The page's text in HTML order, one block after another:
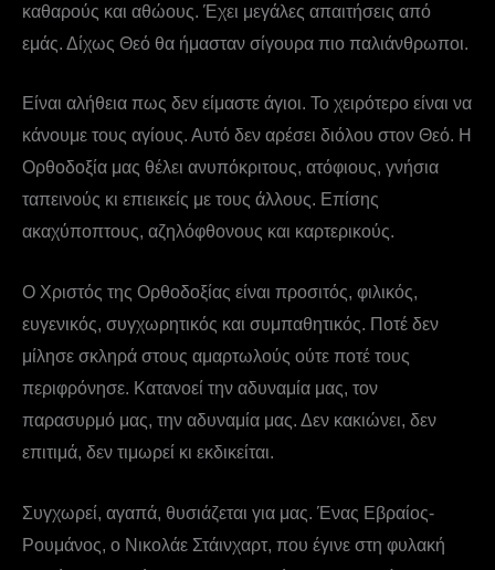
καθαρούς και αθώους. Έχει μεγάλες απαιτήσεις από
εμάς. Δίχως Θεό θα ήμασταν σίγουρα πιο παλιάνθρωποι.
Είναι αλήθεια πως δεν είμαστε άγιοι. Το χειρότερο είναι να
κάνουμε τους αγίους. Αυτό δεν αρέσει διόλου στον Θεό. Η
Ορθοδοξία μας θέλει ανυπόκριτους, ατόφιους, γνήσια
ταπεινούς κι επιεικείς με τους άλλους. Επίσης
ακαχύποπτους, αζηλόφθονους και καρτερικούς.
Ο Χριστός της Ορθοδοξίας είναι προσιτός, φιλικός,
ευγενικός, συγχωρητικός και συμπαθητικός. Ποτέ δεν
μίλησε σκληρά στους αμαρτωλούς ούτε ποτέ τους
περιφρόνησε. Κατανοεί την αδυναμία μας, τον
παρασυρμό μας, την αδυναμία μας. Δεν κακιώνει, δεν
επιτιμά, δεν τιμωρεί κι εκδικείται.
Συγχωρεί, αγαπά, θυσιάζεται για μας. Ένας Εβραίος-
Ρουμάνος, ο Νικολάε Στάινχαρτ, που έγινε στη φυλακή